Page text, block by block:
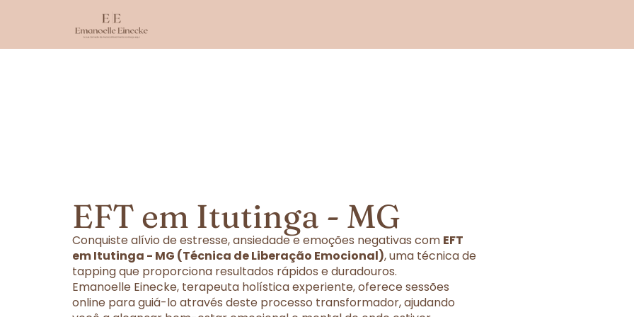
EFT em Itutinga - MG
Conquiste alívio de estresse, ansiedade e emoções negativas com EFT
em Itutinga - MG (Técnica de Liberação Emocional), uma técnica de
tapping que proporciona resultados rápidos e duradouros.
Emanoelle Einecke, terapeuta holística experiente, oferece sessões
online para guiá-lo através deste processo transformador, ajudando